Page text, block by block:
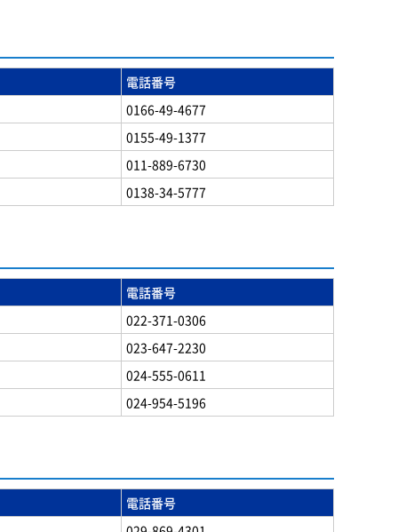
電話番号
0166-49-4677
0155-49-1377
011-889-6730
0138-34-5777
電話番号
022-371-0306
023-647-2230
024-555-0611
024-954-5196
電話番号